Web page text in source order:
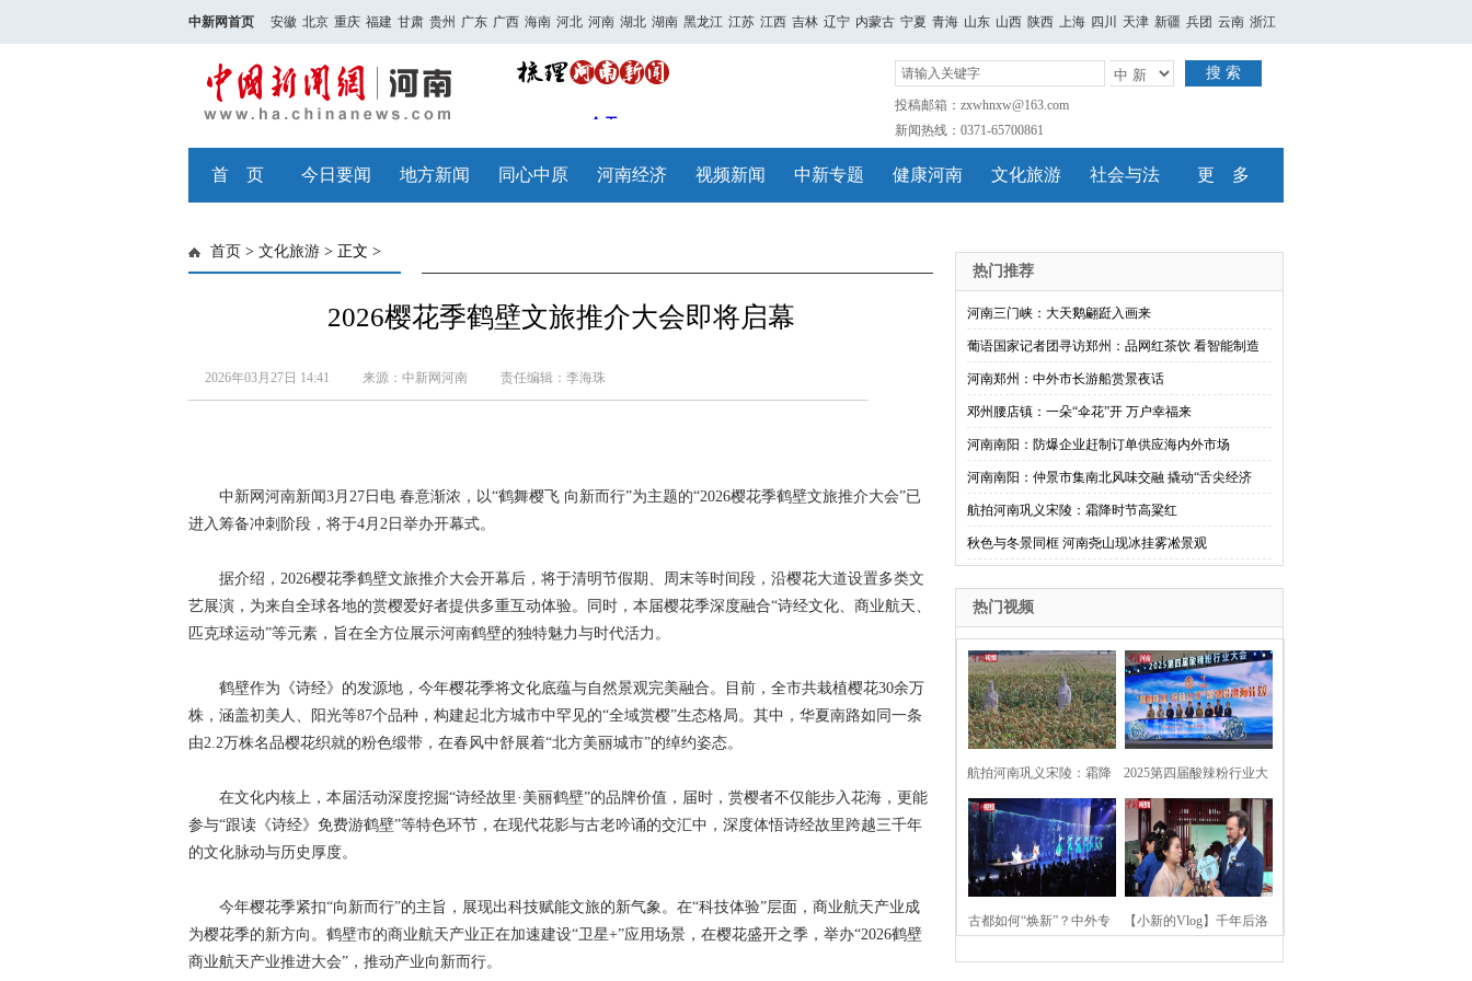
中新网首页 安徽 北京 重庆 福建 甘肃 贵州 广东 广西 海南 河北 河南 湖北 湖南 黑龙江 江苏 江西 吉林 辽宁 内蒙古 宁夏 青海 山东 山西 陕西 上海 四川 天津 新疆 兵团 云南 浙江
搜 索
投稿邮箱：zxwhnxw@163.com
新闻热线：0371-65700861
首 页 今日要闻 地方新闻 同心中原 河南经济 视频新闻 中新专题 健康河南 文化旅游 社会与法 更 多
首页 > 文化旅游 > 正文 >
2026樱花季鹤壁文旅推介大会即将启幕
2026年03月27日 14:41 来源：中新网河南 责任编辑：李海珠
中新网河南新闻3月27日电 春意渐浓，以“鹤舞樱飞 向新而行”为主题的“2026樱花季鹤壁文旅推介大会”已
进入筹备冲刺阶段，将于4月2日举办开幕式。
据介绍，2026樱花季鹤壁文旅推介大会开幕后，将于清明节假期、周末等时间段，沿樱花大道设置多类文
艺展演，为来自全球各地的赏樱爱好者提供多重互动体验。同时，本届樱花季深度融合“诗经文化、商业航天、
匹克球运动”等元素，旨在全方位展示河南鹤壁的独特魅力与时代活力。
鹤壁作为《诗经》的发源地，今年樱花季将文化底蕴与自然景观完美融合。目前，全市共栽植樱花30余万
株，涵盖初美人、阳光等87个品种，构建起北方城市中罕见的“全域赏樱”生态格局。其中，华夏南路如同一条
由2.2万株名品樱花织就的粉色缎带，在春风中舒展着“北方美丽城市”的绰约姿态。
在文化内核上，本届活动深度挖掘“诗经故里·美丽鹤壁”的品牌价值，届时，赏樱者不仅能步入花海，更能
参与“跟读《诗经》免费游鹤壁”等特色环节，在现代花影与古老吟诵的交汇中，深度体悟诗经故里跨越三千年
的文化脉动与历史厚度。
今年樱花季紧扣“向新而行”的主旨，展现出科技赋能文旅的新气象。在“科技体验”层面，商业航天产业成
为樱花季的新方向。鹤壁市的商业航天产业正在加速建设“卫星+”应用场景，在樱花盛开之季，举办“2026鹤壁
商业航天产业推进大会”，推动产业向新而行。
热门推荐
河南三门峡：大天鹅翩跹入画来
葡语国家记者团寻访郑州：品网红茶饮 看智能制造
河南郑州：中外市长游船赏景夜话
邓州腰店镇：一朵“伞花”开 万户幸福来
河南南阳：防爆企业赶制订单供应海内外市场
河南南阳：仲景市集南北风味交融 撬动“舌尖经济
航拍河南巩义宋陵：霜降时节高粱红
秋色与冬景同框 河南尧山现冰挂雾凇景观
热门视频
航拍河南巩义宋陵：霜降
时节高粱红
2025第四届酸辣粉行业大
会在河南开封举行
古都如何“焕新”？中外专 【小新的Vlog】千年后洛